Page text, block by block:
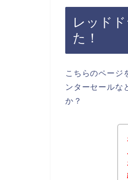
レッド
た！
こちらのページ
ンターセールな
か？